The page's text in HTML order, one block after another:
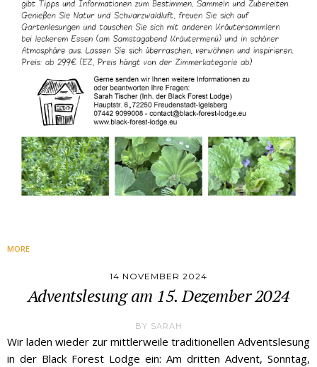
MORE
14 NOVEMBER 2024
Adventslesung am 15. Dezember 2024
BY SARAH
Wir laden wieder zur mittlerweile traditionellen Adventslesung
in der Black Forest Lodge ein: Am dritten Advent, Sonntag,